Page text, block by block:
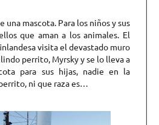
una mascota. Para los niños y sus
que aman a los animales. El
visita el devastado muro
perrito, Myrsky y se lo lleva a
para sus hijas, nadie en la
ni que raza es…